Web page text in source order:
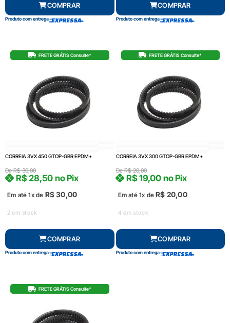
COMPRAR
Produto com entrega
COMPRAR
Produto com entrega
FRETE GRÁTIS Consulte*
CORREIA 3VX 450 GTOP-GBR EPDM+
DeR$30,00
Em até 1x de R$30,00
R$28,50 no Pix
2 em stock
COMPRAR
Produto com entrega
FRETE GRÁTIS Consulte*
CORREIA 3VX 300 GTOP-GBR EPDM+
DeR$20,00
Em até 1x deR$ 20,00
R$19,00 no Pix
4 em stock
COMPRAR
Produto com entrega
FRETE GRÁTIS Consulte*